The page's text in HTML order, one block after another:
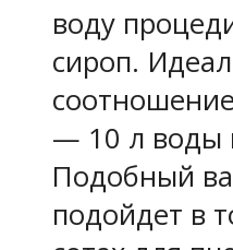
воду
сироп.
— 10 л воды
Подобный
подойдет в